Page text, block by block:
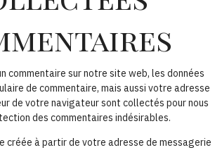
commentaire sur notre site web, les données
de commentaire, mais aussi votre adresse
de votre navigateur sont collectés pour nous
des commentaires indésirables.
créée à partir de votre adresse de messagerie